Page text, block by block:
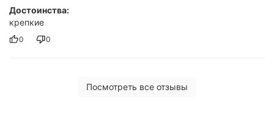
Достоинства:
крепкие
0 0
Посмотреть все отзывы